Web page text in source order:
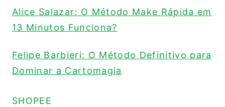
Alice Salazar: O Método Make Rápida em
13 Minutos Funciona?
Felipe Barbieri: O Método Definitivo para
Dominar a Cartomagia
SHOPEE